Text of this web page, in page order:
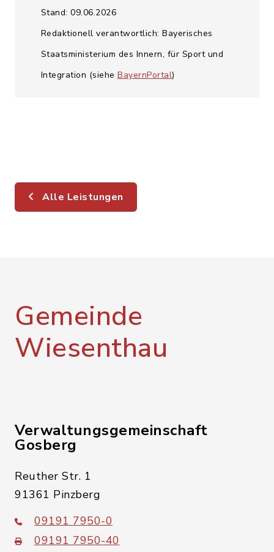
Stand: 09.06.2026
Redaktionell verantwortlich: Bayerisches
Staatsministerium des Innern, für Sport und
Integration (siehe BayernPortal)
Alle Leistungen
Gemeinde
Wiesenthau
Verwaltungsgemeinschaft
Gosberg
Reuther Str. 1
91361 Pinzberg
09191 7950-0
09191 7950-40